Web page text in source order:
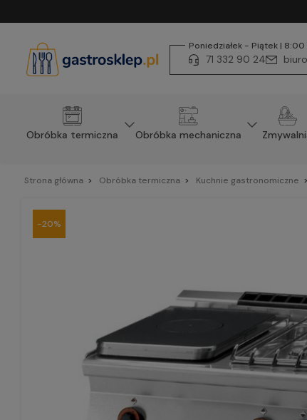
Poniedziałek - Piątek |
71 332 90 24
Obróbka termiczna Obróbka mechaniczna
Strona główna Obróbka termiczna Kuchnie gastronomiczne
-20%